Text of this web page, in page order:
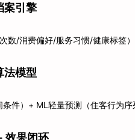
案引擎
数/消费偏好/服务习惯/健康标签
法模型
件）+ ML轻量预测（住客行为序
效果闭环